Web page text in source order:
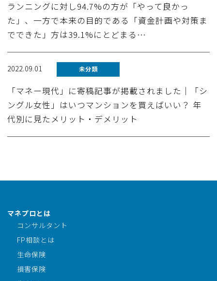
ランニングに対し94.7%の方が「やって良かっ
た」、一方で本来の目的である「資金計画や対策ま
でできた」方は39.1%にとどまる…
2022.09.01 未分類
「マネー現代」に寄稿記事が掲載されました｜「シ
ングル女性」はいつマンションを買えばいい？ 年
代別に見たメリット・デメリット
マネプロとは
コンサルタント
FP相談とは
生命保険
損害保険